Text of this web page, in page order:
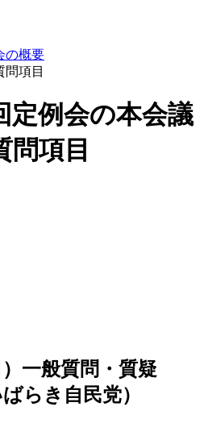
の概要
問項目
定例会の本会議
問項目
一般質問・質疑
らき自民党）